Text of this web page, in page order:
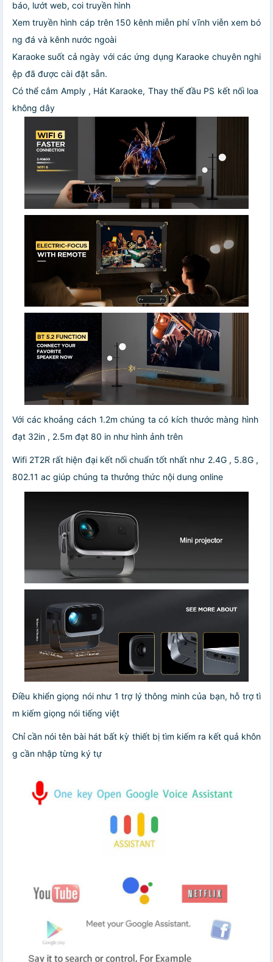
báo, lướt web, coi truyền hình
Xem truyền hình cáp trên 150 kênh miễn phí vĩnh viễn xem bó
ng đá và kênh nước ngoài
Karaoke suốt cả ngày với các ứng dụng Karaoke chuyên nghi
ệp đã được cài đặt sẵn.
Có thể cắm Amply , Hát Karaoke, Thay thế đầu PS kết nối loa
không dây
Với các khoảng cách 1.2m chúng ta có kích thước màng hình
đạt 32in , 2.5m đạt 80 in như hình ảnh trên
Wifi 2T2R rất hiện đại kết nối chuẩn tốt nhất như 2.4G , 5.8G ,
802.11 ac giúp chúng ta thưởng thức nội dung online
Điều khiển giọng nói như 1 trợ lý thông minh của bạn, hỗ trợ tì
m kiếm giọng nói tiếng việt
Chỉ cần nói tên bài hát bất kỳ thiết bị tìm kiếm ra kết quả khôn
g cần nhập từng ký tự